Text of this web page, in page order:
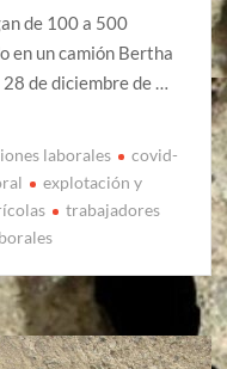
de 100 a 500
en un camión Bertha
de diciembre de …
laborales
covid-
explotación y
trabajadores